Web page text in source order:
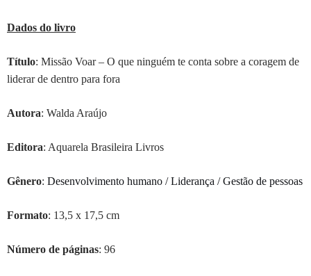
Dados do livro
Título: Missão Voar – O que ninguém te conta sobre a coragem de
liderar de dentro para fora
Autora: Walda Araújo
Editora: Aquarela Brasileira Livros
Gênero: Desenvolvimento humano / Liderança / Gestão de pessoas
Formato: 13,5 x 17,5 cm
Número de páginas: 96